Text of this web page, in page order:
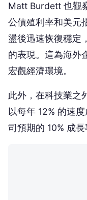
Matt Burdett 也觀
公債殖利率和美元
盪後迅速恢復穩定
的表現。這為海外
宏觀經濟環境。
此外，在科技業之
以每年 12% 的速
司預期的 10% 成長